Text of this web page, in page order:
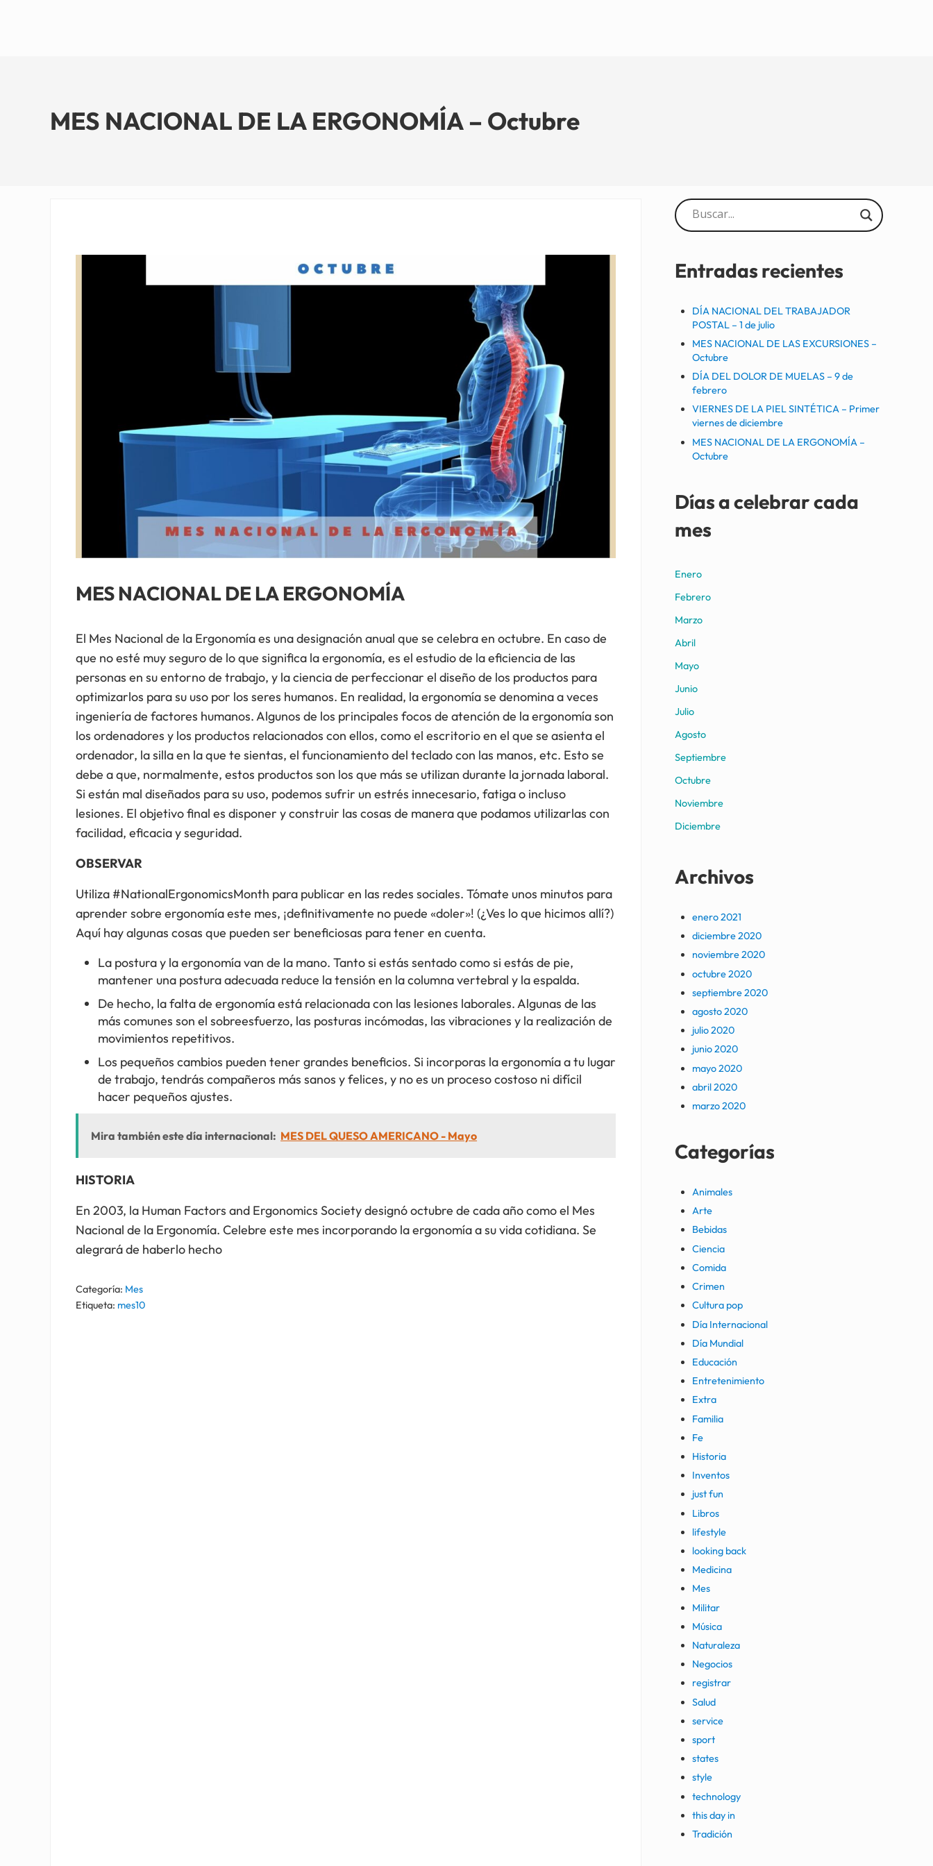
MES NACIONAL DE LA ERGONOMÍA – Octubre
MES NACIONAL DE LA ERGONOMÍA
El Mes Nacional de la Ergonomía es una designación anual que se celebra en octubre. En caso de
que no esté muy seguro de lo que significa la ergonomía, es el estudio de la eficiencia de las
personas en su entorno de trabajo, y la ciencia de perfeccionar el diseño de los productos para
optimizarlos para su uso por los seres humanos. En realidad, la ergonomía se denomina a veces
ingeniería de factores humanos. Algunos de los principales focos de atención de la ergonomía son
los ordenadores y los productos relacionados con ellos, como el escritorio en el que se asienta el
ordenador, la silla en la que te sientas, el funcionamiento del teclado con las manos, etc. Esto se
debe a que, normalmente, estos productos son los que más se utilizan durante la jornada laboral.
Si están mal diseñados para su uso, podemos sufrir un estrés innecesario, fatiga o incluso
lesiones. El objetivo final es disponer y construir las cosas de manera que podamos utilizarlas con
facilidad, eficacia y seguridad.
OBSERVAR
Utiliza #NationalErgonomicsMonth para publicar en las redes sociales. Tómate unos minutos para
aprender sobre ergonomía este mes, ¡definitivamente no puede «doler»! (¿Ves lo que hicimos allí?)
Aquí hay algunas cosas que pueden ser beneficiosas para tener en cuenta.
La postura y la ergonomía van de la mano. Tanto si estás sentado como si estás de pie,
mantener una postura adecuada reduce la tensión en la columna vertebral y la espalda.
De hecho, la falta de ergonomía está relacionada con las lesiones laborales. Algunas de las
más comunes son el sobreesfuerzo, las posturas incómodas, las vibraciones y la realización de
movimientos repetitivos.
Los pequeños cambios pueden tener grandes beneficios. Si incorporas la ergonomía a tu lugar
de trabajo, tendrás compañeros más sanos y felices, y no es un proceso costoso ni difícil
hacer pequeños ajustes.
Mira también este día internacional: MES DEL QUESO AMERICANO - Mayo
HISTORIA
En 2003, la Human Factors and Ergonomics Society designó octubre de cada año como el Mes
Nacional de la Ergonomía. Celebre este mes incorporando la ergonomía a su vida cotidiana. Se
alegrará de haberlo hecho
Categoría: Mes
Etiqueta: mes10
Sidebar
Entradas recientes
DÍA NACIONAL DEL TRABAJADOR
POSTAL – 1 de julio
MES NACIONAL DE LAS EXCURSIONES –
Octubre
DÍA DEL DOLOR DE MUELAS – 9 de
febrero
VIERNES DE LA PIEL SINTÉTICA – Primer
viernes de diciembre
MES NACIONAL DE LA ERGONOMÍA –
Octubre
Días a celebrar cada
mes
Enero
Febrero
Marzo
Abril
Mayo
Junio
Julio
Agosto
Septiembre
Octubre
Noviembre
Diciembre
Archivos
enero 2021
diciembre 2020
noviembre 2020
octubre 2020
septiembre 2020
agosto 2020
julio 2020
junio 2020
mayo 2020
abril 2020
marzo 2020
Categorías
Animales
Arte
Bebidas
Ciencia
Comida
Crimen
Cultura pop
Día Internacional
Día Mundial
Educación
Entretenimiento
Extra
Familia
Fe
Historia
Inventos
just fun
Libros
lifestyle
looking back
Medicina
Mes
Militar
Música
Naturaleza
Negocios
registrar
Salud
service
sport
states
style
technology
this day in
Tradición